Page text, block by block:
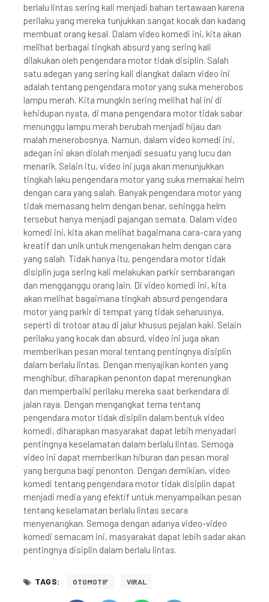
berlalu lintas sering kali menjadi bahan tertawaan karena
perilaku yang mereka tunjukkan sangat kocak dan kadang
membuat orang kesal. Dalam video komedi ini, kita akan
melihat berbagai tingkah absurd yang sering kali
dilakukan oleh pengendara motor tidak disiplin. Salah
satu adegan yang sering kali diangkat dalam video ini
adalah tentang pengendara motor yang suka menerobos
lampu merah. Kita mungkin sering melihat hal ini di
kehidupan nyata, di mana pengendara motor tidak sabar
menunggu lampu merah berubah menjadi hijau dan
malah menerobosnya. Namun, dalam video komedi ini,
adegan ini akan diolah menjadi sesuatu yang lucu dan
menarik. Selain itu, video ini juga akan menunjukkan
tingkah laku pengendara motor yang suka memakai helm
dengan cara yang salah. Banyak pengendara motor yang
tidak memasang helm dengan benar, sehingga helm
tersebut hanya menjadi pajangan semata. Dalam video
komedi ini, kita akan melihat bagaimana cara-cara yang
kreatif dan unik untuk mengenakan helm dengan cara
yang salah. Tidak hanya itu, pengendara motor tidak
disiplin juga sering kali melakukan parkir sembarangan
dan mengganggu orang lain. Di video komedi ini, kita
akan melihat bagaimana tingkah absurd pengendara
motor yang parkir di tempat yang tidak seharusnya,
seperti di trotoar atau di jalur khusus pejalan kaki. Selain
perilaku yang kocak dan absurd, video ini juga akan
memberikan pesan moral tentang pentingnya disiplin
dalam berlalu lintas. Dengan menyajikan konten yang
menghibur, diharapkan penonton dapat merenungkan
dan memperbaiki perilaku mereka saat berkendara di
jalan raya. Dengan mengangkat tema tentang
pengendara motor tidak disiplin dalam bentuk video
komedi, diharapkan masyarakat dapat lebih menyadari
pentingnya keselamatan dalam berlalu lintas. Semoga
video ini dapat memberikan hiburan dan pesan moral
yang berguna bagi penonton. Dengan demikian, video
komedi tentang pengendara motor tidak disiplin dapat
menjadi media yang efektif untuk menyampaikan pesan
tentang keselamatan berlalu lintas secara
menyenangkan. Semoga dengan adanya video-video
komedi semacam ini, masyarakat dapat lebih sadar akan
pentingnya disiplin dalam berlalu lintas.
TAGS: OTOMOTIF VIRAL